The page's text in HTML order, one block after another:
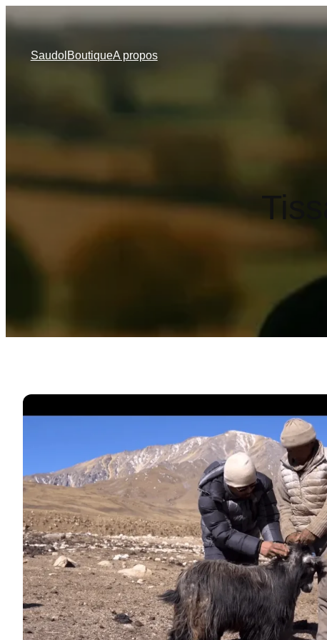
Saudol BoutiqueA propos